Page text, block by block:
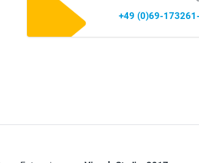
+49 (0)69-